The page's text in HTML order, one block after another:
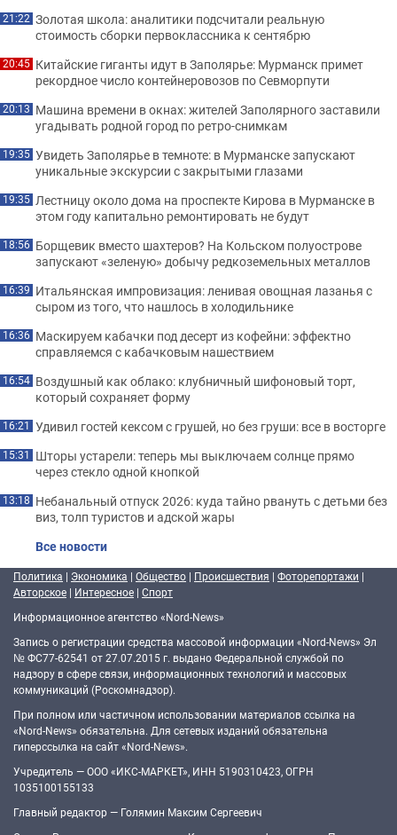
21:22 Золотая школа: аналитики подсчитали реальную
стоимость сборки первоклассника к сентябрю
20:45 Китайские гиганты идут в Заполярье: Мурманск примет
рекордное число контейнеровозов по Севморпути
20:13 Машина времени в окнах: жителей Заполярного заставили
угадывать родной город по ретро-снимкам
19:35 Увидеть Заполярье в темноте: в Мурманске запускают
уникальные экскурсии с закрытыми глазами
19:35 Лестницу около дома на проспекте Кирова в Мурманске в
этом году капитально ремонтировать не будут
18:56 Борщевик вместо шахтеров? На Кольском полуострове
запускают «зеленую» добычу редкоземельных металлов
16:39 Итальянская импровизация: ленивая овощная лазанья с
сыром из того, что нашлось в холодильнике
16:36 Маскируем кабачки под десерт из кофейни: эффектно
справляемся с кабачковым нашествием
16:54 Воздушный как облако: клубничный шифоновый торт,
который сохраняет форму
16:21 Удивил гостей кексом с грушей, но без груши: все в восторге
15:31 Шторы устарели: теперь мы выключаем солнце прямо
через стекло одной кнопкой
13:18 Небанальный отпуск 2026: куда тайно рвануть с детьми без
виз, толп туристов и адской жары
Все новости
Политика | Экономика | Общество | Происшествия | Фоторепортажи |
Авторское | Интересное | Спорт
Информационное агентство «Nord-News»
Запись о регистрации средства массовой информации «Nord-News» Эл
№ ФС77-62541 от 27.07.2015 г. выдано Федеральной службой по
надзору в сфере связи, информационных технологий и массовых
коммуникаций (Роскомнадзор).
При полном или частичном использовании материалов ссылка на
«Nord-News» обязательна. Для сетевых изданий обязательна
гиперссылка на сайт «Nord-News».
Учредитель — ООО «ИКС-МАРКЕТ», ИНН 5190310423, ОГРН
1035100155133
Главный редактор — Голямин Максим Сергеевич